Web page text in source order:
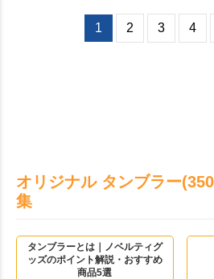
1 2 3 4
オリジナル タンブラー
集
タンブラーとは｜ノベルティグ
ッズのポイント解説・おすすめ
商品5選